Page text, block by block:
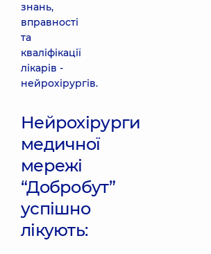
знань,
вправності
та
кваліфікації
лікарів -
нейрохірургів.
Нейрохірурги
медичної
мережі
“Добробут”
успішно
лікують: